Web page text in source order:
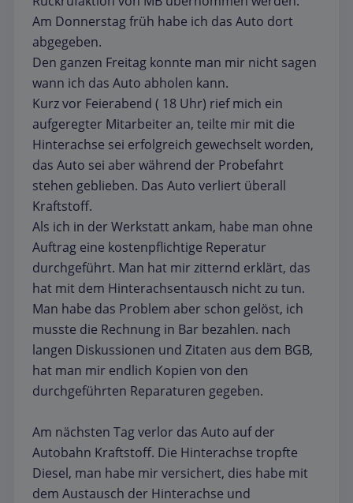
Am Donnerstag früh habe ich das Auto dort
abgegeben.
Den ganzen Freitag konnte man mir nicht sagen
wann ich das Auto abholen kann.
Kurz vor Feierabend ( 18 Uhr) rief mich ein
aufgeregter Mitarbeiter an, teilte mir mit die
Hinterachse sei erfolgreich gewechselt worden,
das Auto sei aber während der Probefahrt
stehen geblieben. Das Auto verliert überall
Kraftstoff.
Als ich in der Werkstatt ankam, habe man ohne
Auftrag eine kostenpflichtige Reperatur
durchgeführt. Man hat mir zitternd erklärt, das
hat mit dem Hinterachsentausch nicht zu tun.
Man habe das Problem aber schon gelöst, ich
musste die Rechnung in Bar bezahlen. nach
langen Diskussionen und Zitaten aus dem BGB,
hat man mir endlich Kopien von den
durchgeführten Reparaturen gegeben.
Am nächsten Tag verlor das Auto auf der
Autobahn Kraftstoff. Die Hinterachse tropfte
Diesel, man habe mir versichert, dies habe mit
dem Austausch der Hinterachse und